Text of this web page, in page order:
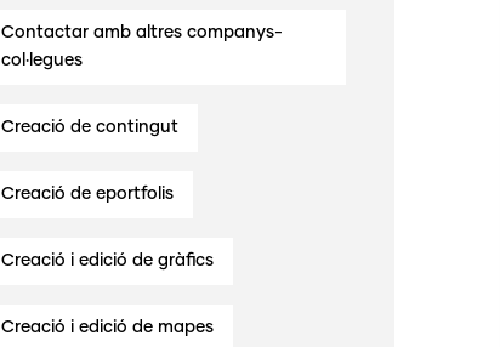
Contactar amb altres companys-
col·legues
Creació de contingut
Creació de eportfolis
Creació i edició de gràfics
Creació i edició de mapes